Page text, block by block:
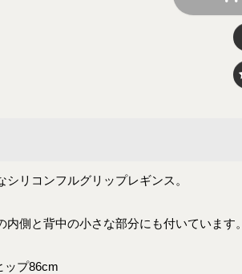
リコンフルグリップレギンス。
側と背中の小さな部分にも付いています。
プ86cm